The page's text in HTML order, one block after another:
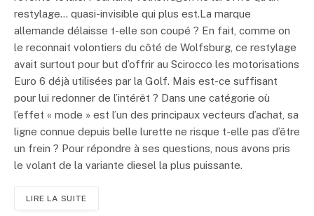
restylage… quasi-invisible qui plus est.La marque
allemande délaisse t-elle son coupé ? En fait, comme on
le reconnait volontiers du côté de Wolfsburg, ce restylage
avait surtout pour but d’offrir au Scirocco les motorisations
Euro 6 déjà utilisées par la Golf. Mais est-ce suffisant
pour lui redonner de l’intérêt ? Dans une catégorie où
l’effet « mode » est l’un des principaux vecteurs d’achat, sa
ligne connue depuis belle lurette ne risque t-elle pas d’être
un frein ? Pour répondre à ses questions, nous avons pris
le volant de la variante diesel la plus puissante.
LIRE LA SUITE